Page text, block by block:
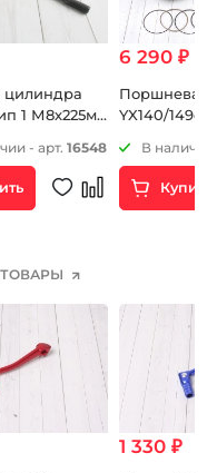
1 М8х225мм
5 (PR250)
- арт. 16548
6 290 ₽
Поршневая
YX140/149cc
В наличии
Купить
ТОВАРЫ
1 330 ₽